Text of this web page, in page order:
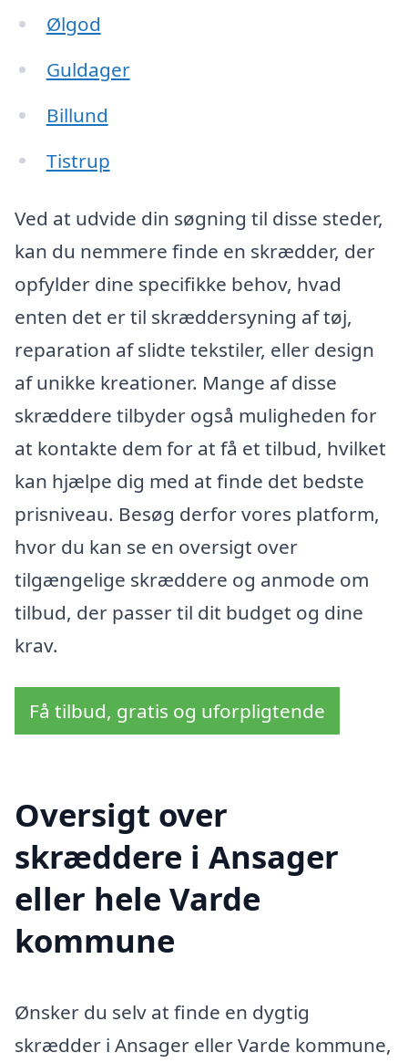
Ølgod
Guldager
Billund
Tistrup
Ved at udvide din søgning til disse steder,
kan du nemmere finde en skrædder, der
opfylder dine specifikke behov, hvad
enten det er til skræddersyning af tøj,
reparation af slidte tekstiler, eller design
af unikke kreationer. Mange af disse
skræddere tilbyder også muligheden for
at kontakte dem for at få et tilbud, hvilket
kan hjælpe dig med at finde det bedste
prisniveau. Besøg derfor vores platform,
hvor du kan se en oversigt over
tilgængelige skræddere og anmode om
tilbud, der passer til dit budget og dine
krav.
Få tilbud, gratis og uforpligtende
Oversigt over
skræddere i Ansager
eller hele Varde
kommune
Ønsker du selv at finde en dygtig
skrædder i Ansager eller Varde kommune,